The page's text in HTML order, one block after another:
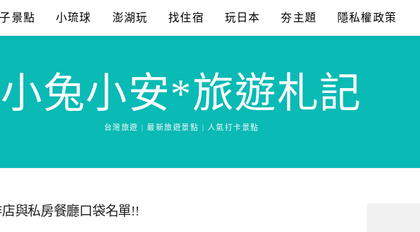
景點 小琉球 澎湖玩 找住宿 玩日本 夯主題 隱私權政策
小兔小安*旅遊札記
台灣旅遊 | 最新旅遊景點 | 人氣打卡景點
店與私房餐廳口袋名單!!